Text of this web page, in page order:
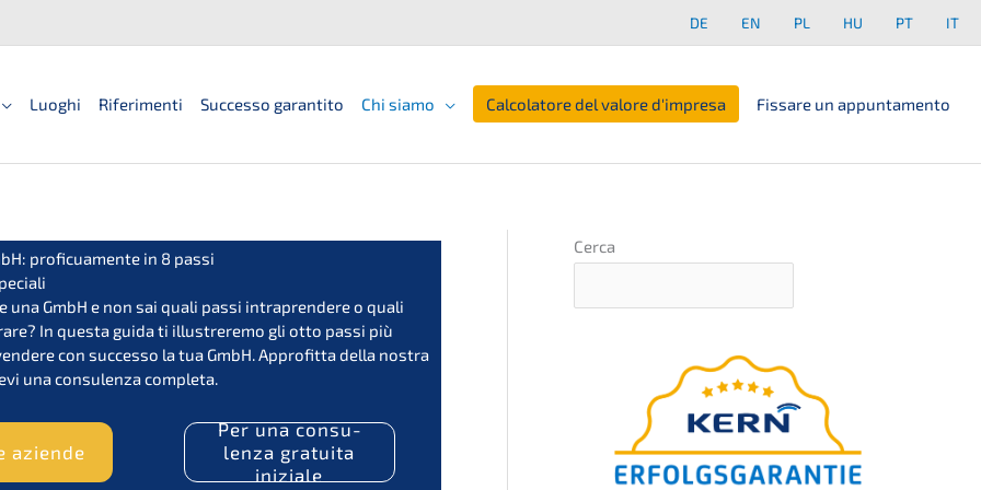
DE EN PL HU PT IT
Luoghi Riferimenti Successo garantito Chi siamo Calcolatore del valore d'impresa Fissare un appuntamento
proficu­a­men­te in 8 passi
una GmbH e non sai quali passi intra­pren­de­re o quali
In questa guida ti illus­tre­re­mo gli otto passi più
con succes­so la tua GmbH. Appro­fit­ta della nostra
una consu­len­za completa.
aziende
Per una consu­
len­za gratui­ta
iniziale
Cerca